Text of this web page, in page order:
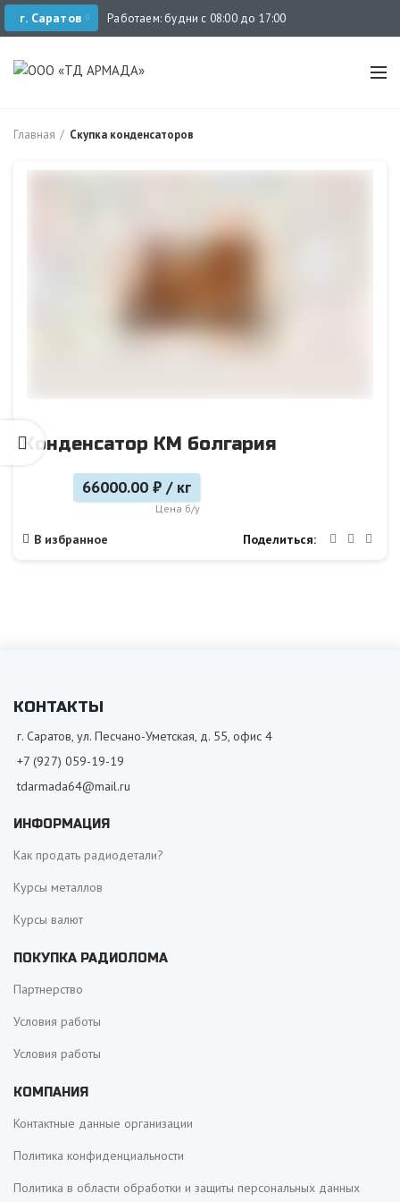
г. Саратов Работаем: будни с 08:00 до 17:00
Главная Скупка конденсаторов
Конденсатор КМ болгария
66000.00 ₽ / кг
Цена б/у
В избранное Поделиться
КОНТАКТЫ
г. Саратов, ул. Песчано-Уметская, д. 55, офис 4
+7 (927) 059-19-19
tdarmada64@mail.ru
ИНФОРМАЦИЯ
Как продать радиодетали?
Курсы металлов
Курсы валют
ПОКУПКА РАДИОЛОМА
Партнерство
Условия работы
Условия работы
КОМПАНИЯ
Контактные данные организации
Политика конфиденциальности
Политика в области обработки и защиты персональных данных